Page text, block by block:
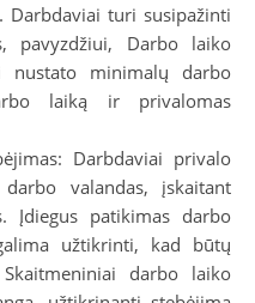
turi susipažinti
pavyzdžiui, Darbo laiko
nustato minimalų darbo
laiką ir privalomas
Darbdaviai privalo
valandas, įskaitant
Įdiegus patikimas darbo
užtikrinti, kad būtų
darbo laiko